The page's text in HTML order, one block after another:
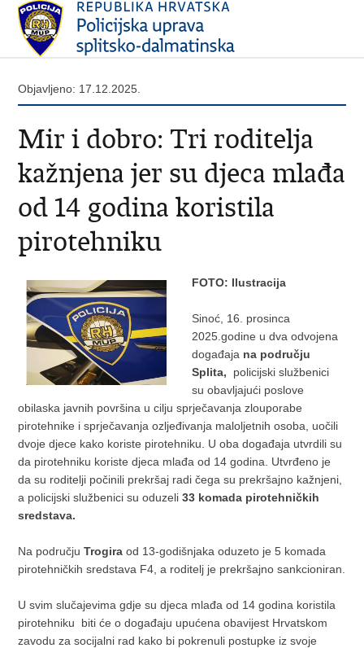
Objavljeno: 17.12.2025.
Mir i dobro: Tri roditelja
kažnjena jer su djeca mlađa
od 14 godina koristila
pirotehniku
FOTO: Ilustracija
Sinoć, 16. prosinca
2025.godine u dva odvojena
događaja na području
Splita, policijski službenici
su obavljajući poslove
obilaska javnih površina u cilju sprječavanja zlouporabe
pirotehnike i sprječavanja ozljeđivanja maloljetnih osoba, uočili
dvoje djece kako koriste pirotehniku. U oba događaja utvrdili su
da pirotehniku koriste djeca mlađa od 14 godina. Utvrđeno je
da su roditelji počinili prekršaj radi čega su prekršajno kažnjeni,
a policijski službenici su oduzeli33 komada pirotehničkih
sredstava.
Na područjuTrogiraod 13-godišnjaka oduzeto je 5 komada
pirotehničkih sredstava F4, a roditelj je prekršajno sankcioniran.
U svim slučajevima gdje su djeca mlađa od 14 godina koristila
pirotehniku biti će o događaju upućena obavijest Hrvatskom
zavodu za socijalni rad kako bi pokrenuli postupke iz svoje